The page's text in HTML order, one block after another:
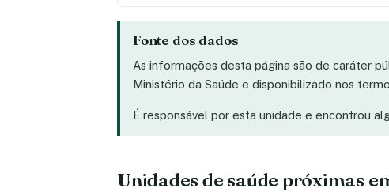
Fonte dos dados
As informações desta página são de caráter
Ministério da Saúde e disponibilizado nos
É responsável por esta unidade e encontrou
Unidades de saúde próximas